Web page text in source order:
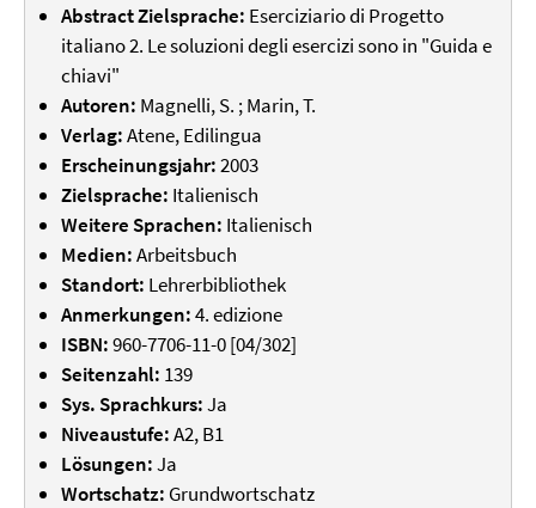
Abstract Zielsprache: Eserciziario di Progetto
italiano 2. Le soluzioni degli esercizi sono in "Guida e
chiavi"
Autoren: Magnelli, S. ; Marin, T.
Verlag:Atene, Edilingua
Erscheinungsjahr:2003
Zielsprache: Italienisch
Weitere Sprachen: Italienisch
Medien:Arbeitsbuch
Standort: Lehrerbibliothek
Anmerkungen:4. edizione
ISBN:960-7706-11-0 [04/302]
Seitenzahl: 139
Sys. Sprachkurs:Ja
Niveaustufe:A2, B1
Lösungen:Ja
Wortschatz: Grundwortschatz